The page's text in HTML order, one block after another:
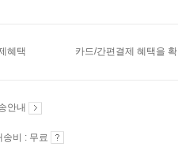
혜택 카드/간편결제 혜택을
안내
송비 : 무료